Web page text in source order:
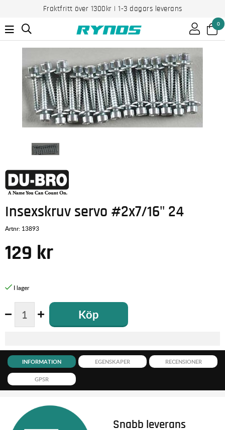
Fraktfritt över 1300kr | 1-3 dagars leverans
0
Insexskruv servo #2x7/16" 24
Artnr: 13893
129 kr
Köp
INFORMATION EGENSKAPER RECENSIONER
GPSR
Snabb leverans